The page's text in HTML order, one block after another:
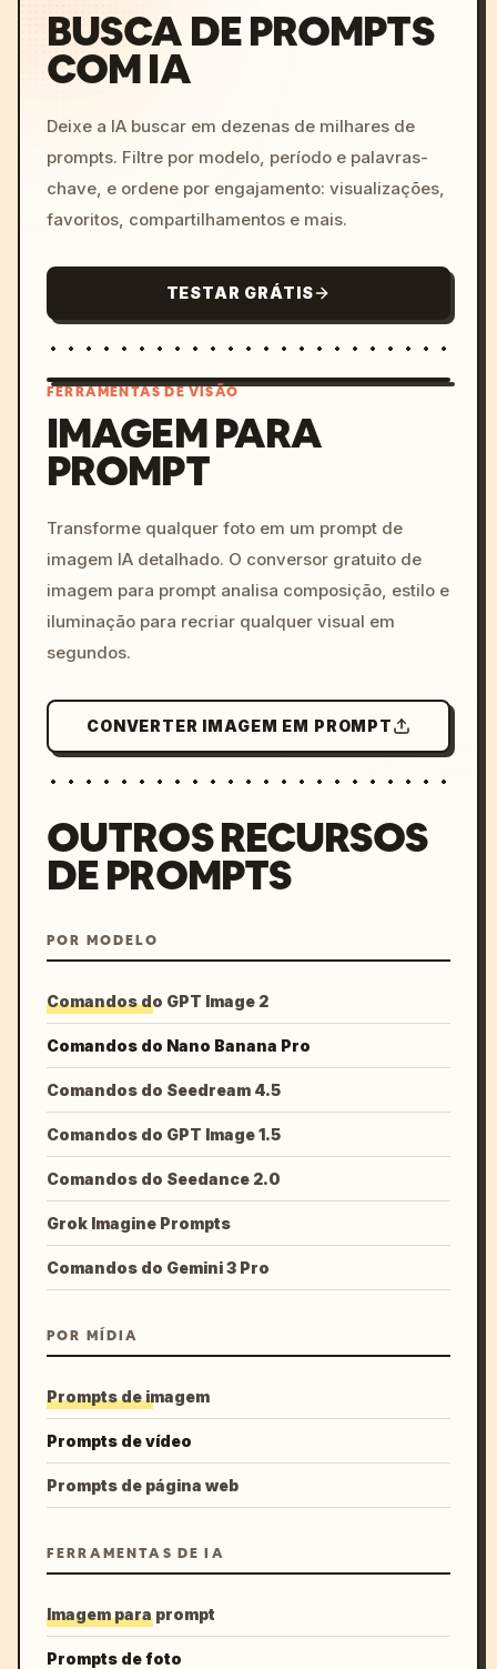
BUSCA DE PROMPTS
COM IA
Deixe a IA buscar em dezenas de milhares de
prompts. Filtre por modelo, período e palavras-
chave, e ordene por engajamento: visualizações,
favoritos, compartilhamentos e mais.
TESTAR GRÁTIS
colors, 8k --v 6.0
FERRAMENTAS DE VISÃO
IMAGEM PARA
PROMPT
Transforme qualquer foto em um prompt de
imagem IA detalhado. O conversor gratuito de
imagem para prompt analisa composição, estilo e
iluminação para recriar qualquer visual em
segundos.
CONVERTER IMAGEM EM PROMPT
OUTROS RECURSOS
DE PROMPTS
POR MODELO
Comandos do GPT Image 2
Comandos do Nano Banana Pro
Comandos do Seedream 4.5
Comandos do GPT Image 1.5
Comandos do Seedance 2.0
Grok Imagine Prompts
Comandos do Gemini 3 Pro
POR MÍDIA
Prompts de imagem
Prompts de vídeo
Prompts de página web
FERRAMENTAS DE IA
Imagem para prompt
Prompts de foto